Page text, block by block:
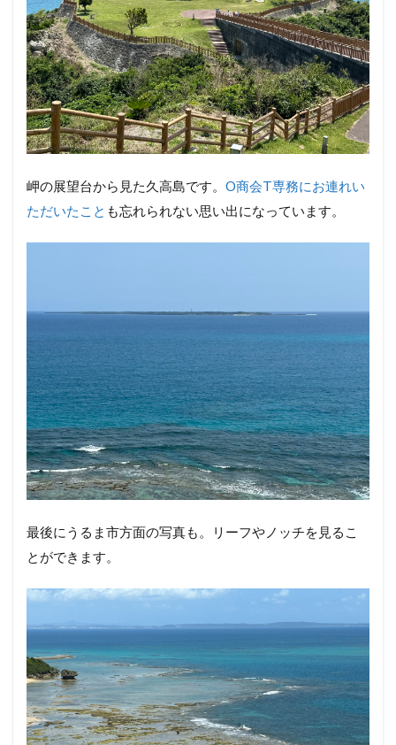
岬の展望台から見た久高島です。 O商会T専務にお連れい
ただいたこと も忘れられない思い出になっています。
最後にうるま市方面の写真も。リーフやノッチを見るこ
とができます。